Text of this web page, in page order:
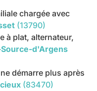
chargée avec
(13790)
à plat, alternateur,
d'Argens
démarre plus après
(83470)